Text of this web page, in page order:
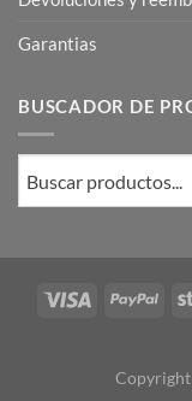
Garantias
BUSCADOR DE
Visa